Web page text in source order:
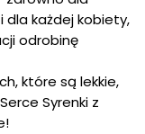
dla każdej kobiety,
odrobinę
które są lekkie,
Syrenki z